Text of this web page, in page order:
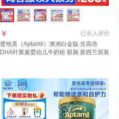
已有人评价
￥
爱他美（Aptamil）澳洲白金版 含高倍
DHA叶黄素婴幼儿牛奶粉 眼脑 新西兰原装